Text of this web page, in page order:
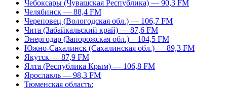
Чебоксары (Чувашская Республика) — 90,3 FM
Челябинск — 88,4 FM
Череповец (Вологодская обл.) — 106,7 FM
Чита (Забайкальский край) — 87,6 FM
Энергодар (Запорожская обл.) – 104,5 FM
Южно-Сахалинск (Сахалинская обл.) — 89,3 FM
Якутск — 87,9 FM
Ялта (Республика Крым) — 106,8 FM
Ярославль — 98,3 FM
Тюменская область: